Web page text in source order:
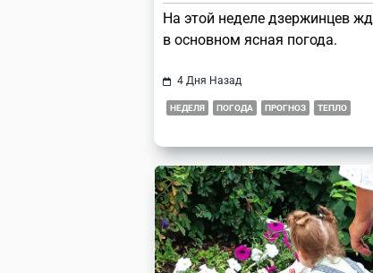
На этой неделе дзержинцев
в основном ясная погода.
4 Дня Назад
НЕДЕЛЯ ПОГОДА ПРОГНОЗ ТЕПЛО